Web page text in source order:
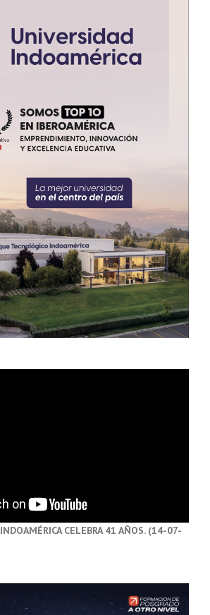
INDOAMÉRICA CELEBRA 41 AÑOS. (14-07-